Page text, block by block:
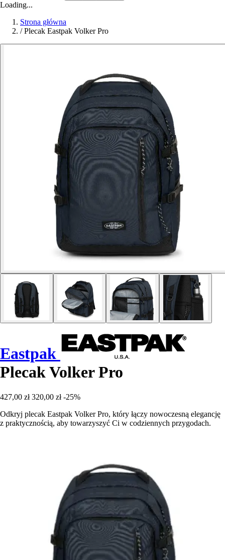
Loading...
Strona główna
/ Plecak Eastpak Volker Pro
Eastpak
Plecak Volker Pro
427,00 zł 320,00 zł -25%
Odkryj plecak Eastpak Volker Pro, który łączy nowoczesną elegancję
z praktycznością, aby towarzyszyć Ci w codziennych przygodach.